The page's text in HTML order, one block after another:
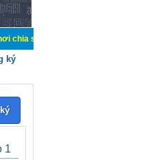
thức kinh nghiệm trong lãnh vực
ký
1